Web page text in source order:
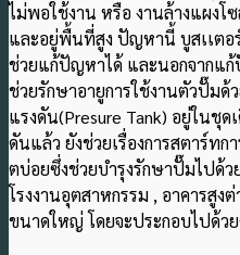
ไม่พอใช้งาน หรือ งานล้างแผง
และอยู่พื้นที่สูง ปัญหานี้ บูสเเตอ
ช่วยแก้ปัญหาได้ และนอกจากแ
ช่วยรักษาอายูการใช้งานตัวปั๊มด้
แรงดัน(Presure Tank) อยู่ในชุด
ดันแล้ว ยังช่วยเรื่องการสตาร์ท
ตบ่อยซึ่งช่วยบำรุงรักษาปั๊มไปด้
โรงงานอุตสาหกรรม , อาคารสู
ขนาดใหญ่ โดยจะประกอบไปด้ว